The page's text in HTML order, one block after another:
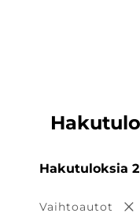
Hakutuloksia 2
Vaihtoautot